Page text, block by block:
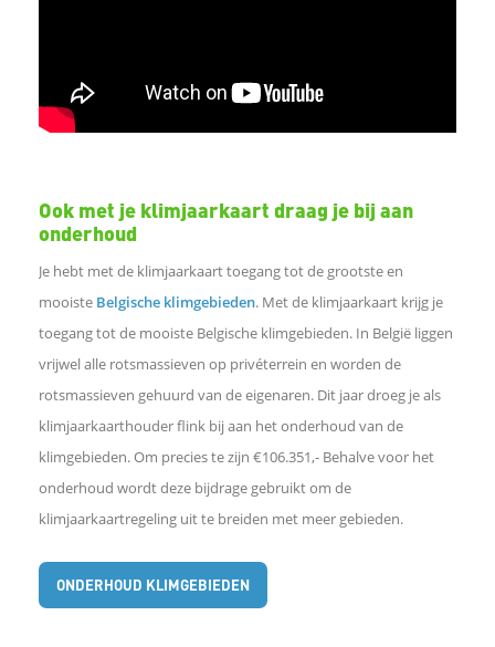
Ook met je klimjaarkaart draag je bij aan
onderhoud
Je hebt met de klimjaarkaart toegang tot de grootste en
mooiste Belgische klimgebieden. Met de klimjaarkaart krijg je
toegang tot de mooiste Belgische klimgebieden. In België liggen
vrijwel alle rotsmassieven op privéterrein en worden de
rotsmassieven gehuurd van de eigenaren. Dit jaar droeg je als
klimjaarkaarthouder flink bij aan het onderhoud van de
klimgebieden. Om precies te zijn €106.351,- Behalve voor het
onderhoud wordt deze bijdrage gebruikt om de
klimjaarkaartregeling uit te breiden met meer gebieden.
ONDERHOUD KLIMGEBIEDEN